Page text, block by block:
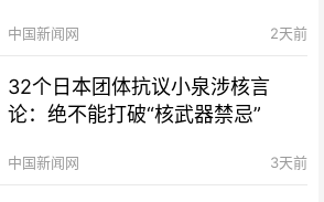
中国新闻网 2天前
32个日本团体抗议小泉涉核言
论：绝不能打破“核武器禁忌”
中国新闻网 3天前